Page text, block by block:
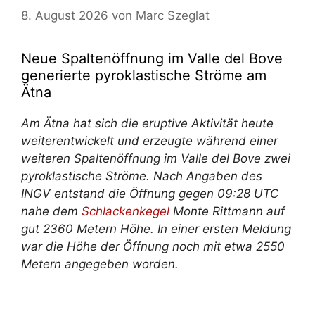
8. August 2026 von Marc Szeglat
Neue Spaltenöffnung im Valle del Bove
generierte pyroklastische Ströme am
Ätna
Am Ätna hat sich die eruptive Aktivität heute
weiterentwickelt und erzeugte während einer
weiteren Spaltenöffnung im Valle del Bove zwei
pyroklastische Ströme. Nach Angaben des
INGV entstand die Öffnung gegen 09:28 UTC
nahe dem Schlackenkegel Monte Rittmann auf
gut 2360 Metern Höhe. In einer ersten Meldung
war die Höhe der Öffnung noch mit etwa 2550
Metern angegeben worden.